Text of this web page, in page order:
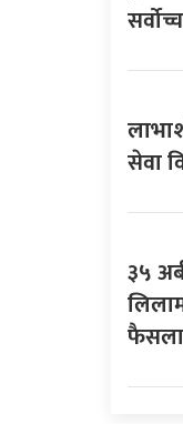
सेवा
३५
फैसला